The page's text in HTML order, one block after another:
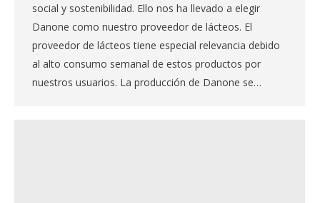
social y sostenibilidad. Ello nos ha llevado a elegir
Danone como nuestro proveedor de lácteos. El
proveedor de lácteos tiene especial relevancia debido
al alto consumo semanal de estos productos por
nuestros usuarios. La producción de Danone se…